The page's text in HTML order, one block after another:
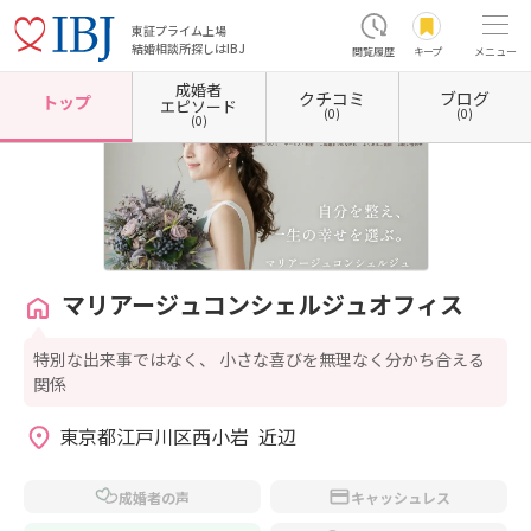
東証プライム上場
結婚相談所探しはIBJ
閲覧履歴 キープ メニュー
ホーム 東京都の結婚相談所 東京都江戸川区 マリアージュコンシェルジュオフィス
トップ
成婚者
エピソード
(0)
クチコミ
(0)
ブログ
(0)
マリアージュコンシェルジュオフィス
特別な出来事ではなく、 小さな喜びを無理なく分かち合える
関係
東京都江戸川区西小岩  近辺
成婚者の声 キャッシュレス